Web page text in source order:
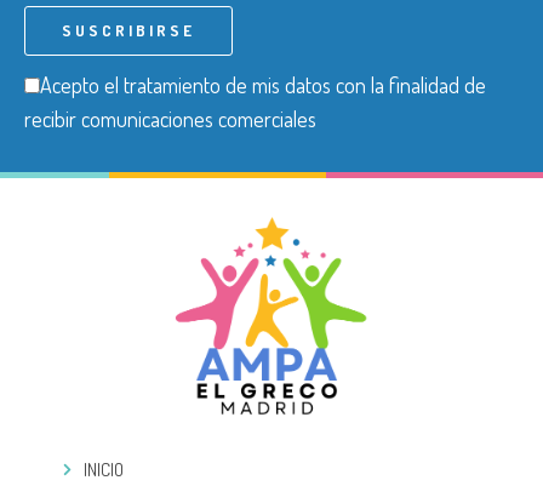
Acepto el tratamiento de mis datos con la finalidad de
recibir comunicaciones comerciales
INICIO